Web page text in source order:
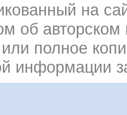
на
об
полное
информации